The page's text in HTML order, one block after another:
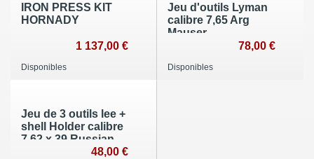
IRON PRESS KIT
HORNADY
1 137,00 €
Disponibles
Jeu d'outils Lyman
calibre 7,65 Arg
Mauser
78,00 €
Disponibles
Jeu de 3 outils lee +
shell Holder calibre
7.62 x 39 Russian
48,00 €